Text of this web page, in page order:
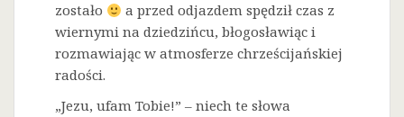
zostało
a przed odjazdem spędził czas z
wiernymi na dziedzińcu, błogosławiąc i
rozmawiając w atmosferze chrześcijańskiej
radości.
„Jezu, ufam Tobie!” – niech te słowa